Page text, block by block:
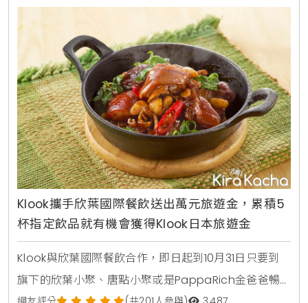
受星野集團的設計美學。凡星宇航空COSMILE會員，購
買機加酒每人只要NTD 21,600起。此次星宇航空與星
Klook攜手欣葉國際餐飲送出萬元旅遊金，累積5
杯指定飲品就有機會獲得Klook日本旅遊金
Klook與欣葉國際餐飲合作，即日起到10月31日只要到
旗下的欣葉小聚、唐點小聚或是PappaRich金爸爸暢